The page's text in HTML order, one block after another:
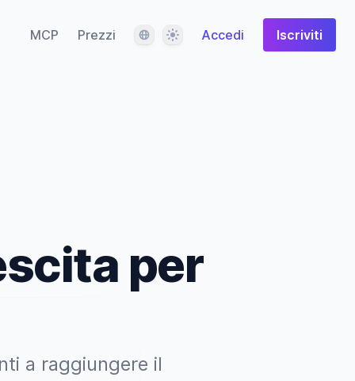
MCP Prezzi LinguaTema Accedi Iscriviti
per
a raggiungere il